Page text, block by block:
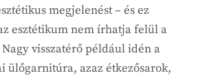
megjelenést – és ez
esztétikum nem írhatja felül a
visszatérő például idén a
ülőgarnitúra, azaz étkezősarok,